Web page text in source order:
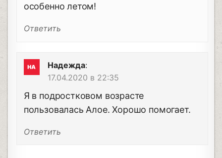
особенно летом!
Ответить
Надежда:
17.04.2020 в 22:35
Я в подростковом возрасте
пользовалась Алое. Хорошо помогает.
Ответить